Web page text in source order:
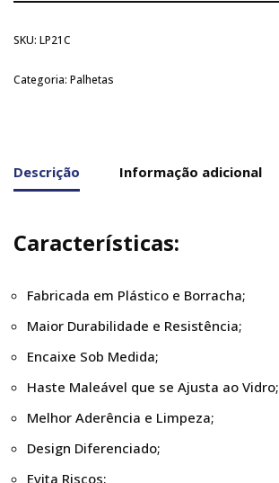
SKU: LP21C
Categoria: Palhetas
Descrição Informação adicional
Características:
Fabricada em Plástico e Borracha;
Maior Durabilidade e Resistência;
Encaixe Sob Medida;
Haste Maleável que se Ajusta ao Vidro;
Melhor Aderência e Limpeza;
Design Diferenciado;
Evita Riscos;